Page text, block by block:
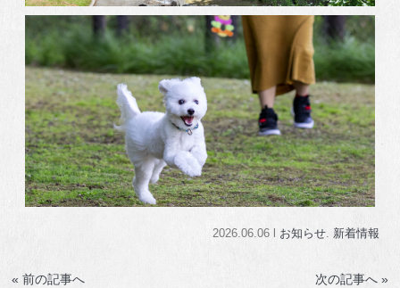
2026.06.06 l お知らせ. 新着情報
« 前の記事へ 次の記事へ »